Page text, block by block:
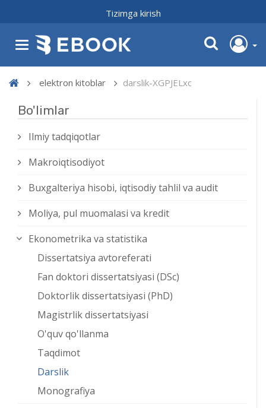
Tizimga kirish
elektron kitoblar darslik-XGPJELxc
Bo'limlar
Ilmiy tadqiqotlar
Makroiqtisodiyot
Buxgalteriya hisobi, iqtisodiy tahlil va audit
Moliya, pul muomalasi va kredit
Ekonometrika va statistika
Dissertatsiya avtoreferati
Fan doktori dissertatsiyasi (DSc)
Doktorlik dissertatsiyasi (PhD)
Magistrlik dissertatsiyasi
O'quv qo'llanma
Taqdimot
Darslik
Monografiya